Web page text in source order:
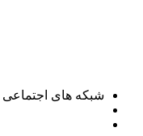
شبکه های اجتماعی